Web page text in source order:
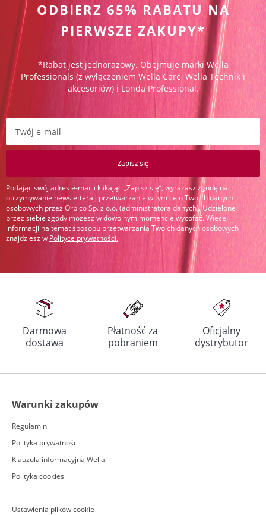
ODBIERZ 65% RABATU NA
PIERWSZE ZAKUPY*
*Rabat jest jednorazowy. Obejmuje marki Wella
Professionals (z wyłączeniem Wella Care, Wella Technik i
akcesoriów) i Londa Professional.
Zapisz się do newslettera:
Zapisz się
Podając swój adres e-mail i klikając „Zapisz się”, wyrażasz zgodę na
otrzymywanie newslettera i przetwarzanie w tym celu Twoich danych
osobowych przez Orbico Sp. z o.o. (administratora danych). Udzielone
przez siebie zgody możesz w dowolnym momencie wycofać. Więcej
informacji na temat sposobu przetwarzania Twoich danych osobowych
znajdziesz w Polityce prywatności.
Darmowa
dostawa
Płatność za
pobraniem
Oficjalny
dystrybutor
Warunki zakupów
Regulamin
Polityka prywatności
Klauzula informacyjna Wella
Polityka cookies
Ustawienia plików cookie